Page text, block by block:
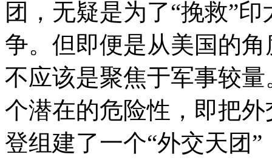
团，无疑是为了“挽救”
争。但即便是从美国的
不应该是聚焦于军事较
个潜在的危险性，即把
登组建了一个“外交天团